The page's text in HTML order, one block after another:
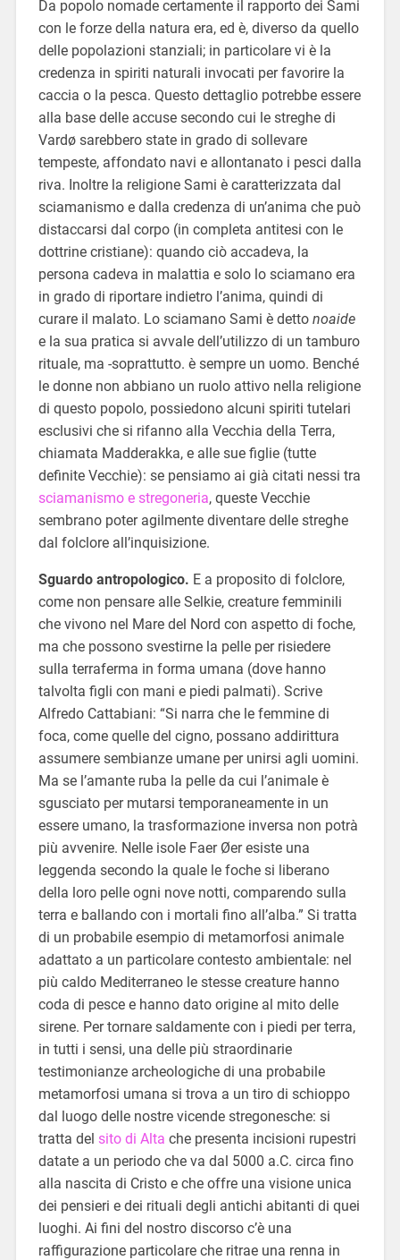
Da popolo nomade certamente il rapporto dei Sami
con le forze della natura era, ed è, diverso da quello
delle popolazioni stanziali; in particolare vi è la
credenza in spiriti naturali invocati per favorire la
caccia o la pesca. Questo dettaglio potrebbe essere
alla base delle accuse secondo cui le streghe di
Vardø sarebbero state in grado di sollevare
tempeste, affondato navi e allontanato i pesci dalla
riva. Inoltre la religione Sami è caratterizzata dal
sciamanismo e dalla credenza di un’anima che può
distaccarsi dal corpo (in completa antitesi con le
dottrine cristiane): quando ciò accadeva, la
persona cadeva in malattia e solo lo sciamano era
in grado di riportare indietro l’anima, quindi di
curare il malato. Lo sciamano Sami è detto noaide
e la sua pratica si avvale dell’utilizzo di un tamburo
rituale, ma -soprattutto. è sempre un uomo. Benché
le donne non abbiano un ruolo attivo nella religione
di questo popolo, possiedono alcuni spiriti tutelari
esclusivi che si rifanno alla Vecchia della Terra,
chiamata Madderakka, e alle sue figlie (tutte
definite Vecchie): se pensiamo ai già citati nessi tra
sciamanismo e stregoneria, queste Vecchie
sembrano poter agilmente diventare delle streghe
dal folclore all’inquisizione.
Sguardo antropologico. E a proposito di folclore,
come non pensare alle Selkie, creature femminili
che vivono nel Mare del Nord con aspetto di foche,
ma che possono svestirne la pelle per risiedere
sulla terraferma in forma umana (dove hanno
talvolta figli con mani e piedi palmati). Scrive
Alfredo Cattabiani: “Si narra che le femmine di
foca, come quelle del cigno, possano addirittura
assumere sembianze umane per unirsi agli uomini.
Ma se l’amante ruba la pelle da cui l’animale è
sgusciato per mutarsi temporaneamente in un
essere umano, la trasformazione inversa non potrà
più avvenire. Nelle isole Faer Øer esiste una
leggenda secondo la quale le foche si liberano
della loro pelle ogni nove notti, comparendo sulla
terra e ballando con i mortali fino all’alba.” Si tratta
di un probabile esempio di metamorfosi animale
adattato a un particolare contesto ambientale: nel
più caldo Mediterraneo le stesse creature hanno
coda di pesce e hanno dato origine al mito delle
sirene. Per tornare saldamente con i piedi per terra,
in tutti i sensi, una delle più straordinarie
testimonianze archeologiche di una probabile
metamorfosi umana si trova a un tiro di schioppo
dal luogo delle nostre vicende stregonesche: si
tratta del sito di Alta che presenta incisioni rupestri
datate a un periodo che va dal 5000 a.C. circa fino
alla nascita di Cristo e che offre una visione unica
dei pensieri e dei rituali degli antichi abitanti di quei
luoghi. Ai fini del nostro discorso c’è una
raffigurazione particolare che ritrae una renna in